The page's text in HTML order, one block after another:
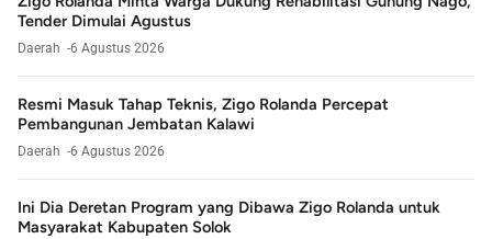
Tender Dimulai Agustus
Daerah 6 Agustus 2026
Resmi Masuk Tahap Teknis, Zigo Rolanda Percepat
Pembangunan Jembatan Kalawi
Daerah 6 Agustus 2026
Ini Dia Deretan Program yang Dibawa Zigo Rolanda untuk
Masyarakat Kabupaten Solok